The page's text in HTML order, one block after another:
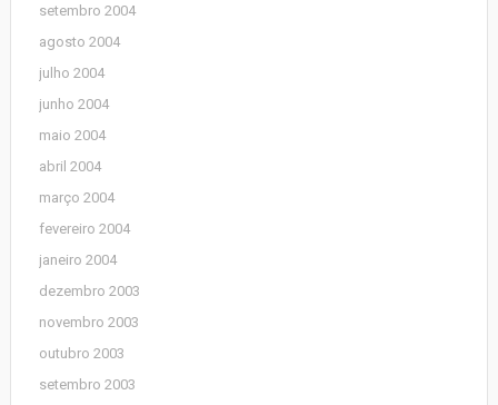
setembro 2004
agosto 2004
julho 2004
junho 2004
maio 2004
abril 2004
março 2004
fevereiro 2004
janeiro 2004
dezembro 2003
novembro 2003
outubro 2003
setembro 2003